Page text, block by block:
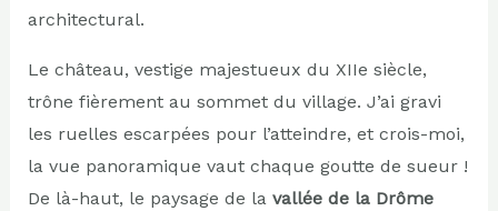
architectural.
Le château, vestige majestueux du XIIe siècle,
trône fièrement au sommet du village. J’ai gravi
les ruelles escarpées pour l’atteindre, et crois-moi,
la vue panoramique vaut chaque goutte de sueur !
De là-haut, le paysage de la vallée de la Drôme